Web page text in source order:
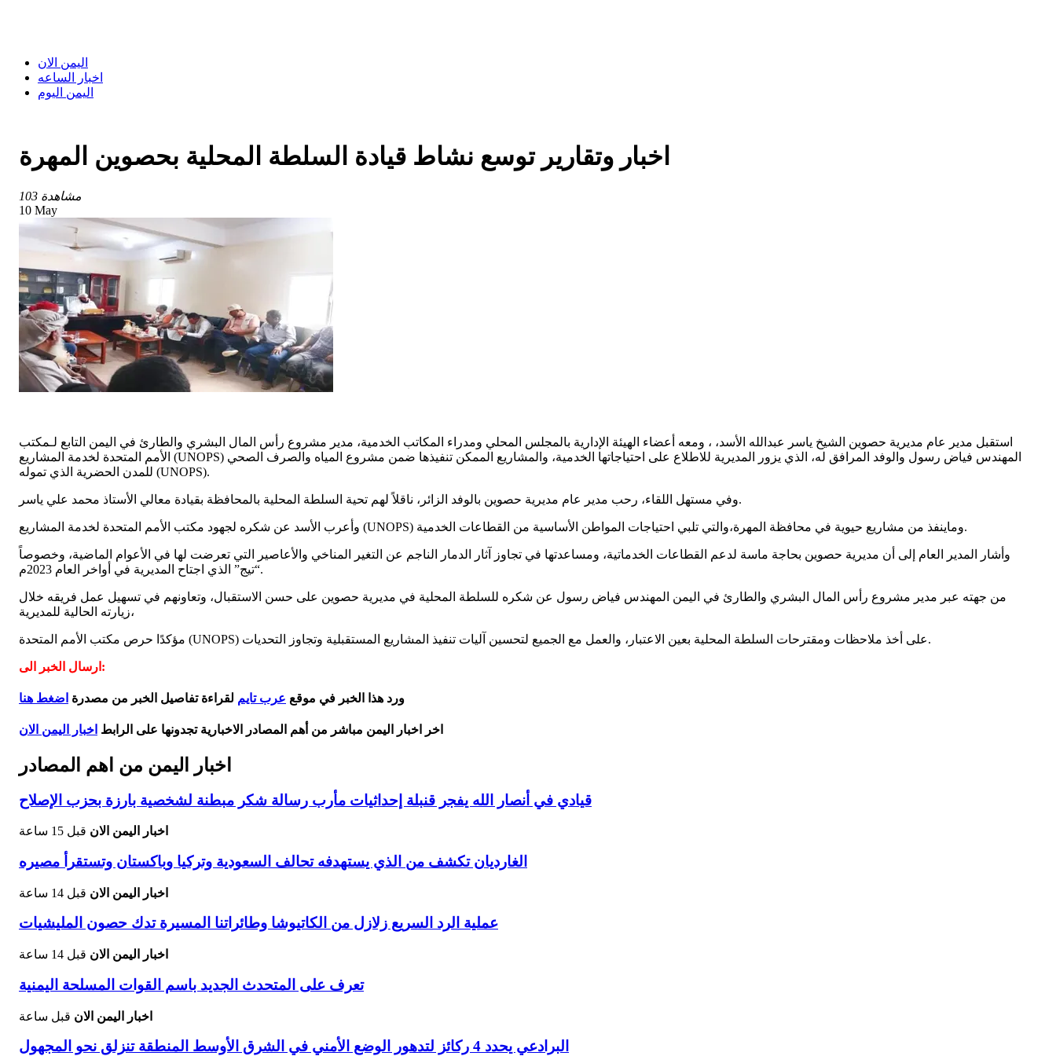
اليمن الان
اخبار الساعه
اليمن اليوم
اخبار وتقارير توسع نشاط قيادة السلطة المحلية بحصوين المهرة
103 مشاهدة
10 May
استقبل مدير عام مديرية حصوين الشيخ ياسر عبدالله الأسد، ، ومعه أعضاء الهيئة الإدارية بالمجلس المحلي ومدراء المكاتب الخدمية، مدير مشروع رأس المال البشري والطارئ في اليمن التابع لـمكتب
الأمم المتحدة لخدمة المشاريع (UNOPS) المهندس فياض رسول والوفد المرافق له، الذي يزور المديرية للاطلاع على احتياجاتها الخدمية، والمشاريع الممكن تنفيذها ضمن مشروع المياه والصرف الصحي
للمدن الحضرية الذي تموله (UNOPS).
وفي مستهل اللقاء، رحب مدير عام مديرية حصوين بالوفد الزائر، ناقلاً لهم تحية السلطة المحلية بالمحافظة بقيادة معالي الأستاذ محمد علي ياسر.
وأعرب الأسد عن شكره لجهود مكتب الأمم المتحدة لخدمة المشاريع (UNOPS) وماينفذ من مشاريع حيوية في محافظة المهرة،والتي تلبي احتياجات المواطن الأساسية من القطاعات الخدمية.
وأشار المدير العام إلى أن مديرية حصوين بحاجة ماسة لدعم القطاعات الخدماتية، ومساعدتها في تجاوز آثار الدمار الناجم عن التغير المناخي والأعاصير التي تعرضت لها في الأعوام الماضية، وخصوصاً
“تيج” الذي اجتاح المديرية في أواخر العام 2023م.
من جهته عبر مدير مشروع رأس المال البشري والطارئ في اليمن المهندس فياض رسول عن شكره للسلطة المحلية في مديرية حصوين على حسن الاستقبال، وتعاونهم في تسهيل عمل فريقه خلال
زيارته الحالية للمديرية،
مؤكدًا حرص مكتب الأمم المتحدة (UNOPS) على أخذ ملاحظات ومقترحات السلطة المحلية بعين الاعتبار، والعمل مع الجميع لتحسين آليات تنفيذ المشاريع المستقبلية وتجاوز التحديات.
ارسال الخبر الى:
ورد هذا الخبر في موقع عرب تايم لقراءة تفاصيل الخبر من مصدرة اضغط هنا
اخر اخبار اليمن مباشر من أهم المصادر الاخبارية تجدونها على الرابط اخبار اليمن الان
اخبار اليمن من اهم المصادر
قيادي في أنصار الله يفجر قنبلة إحداثيات مأرب رسالة شكر مبطنة لشخصية بارزة بحزب الإصلاح
اخبار اليمن الان قبل 15 ساعة
الغارديان تكشف من الذي يستهدفه تحالف السعودية وتركيا وباكستان وتستقرأ مصيره
اخبار اليمن الان قبل 14 ساعة
عملية الرد السريع زلازل من الكاتيوشا وطائراتنا المسيرة تدك حصون المليشيات
اخبار اليمن الان قبل 14 ساعة
تعرف على المتحدث الجديد باسم القوات المسلحة اليمنية
اخبار اليمن الان قبل ساعة
البرادعي يحدد 4 ركائز لتدهور الوضع الأمني في الشرق الأوسط المنطقة تنزلق نحو المجهول